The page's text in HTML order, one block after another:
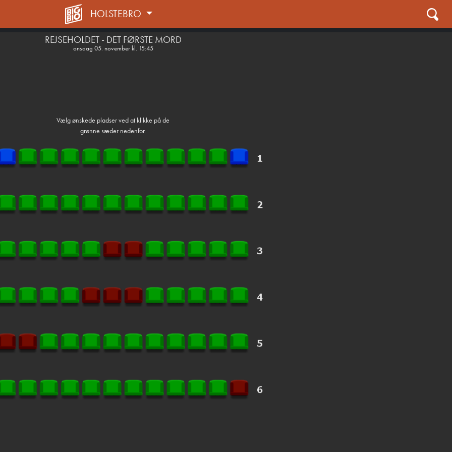
HOLSTEBRO
REJSEHOLDET - DET FØRSTE MORD
onsdag 05. november kl. 15:45
Vælg ønskede pladser ved at klikke på de
grønne sæder nedenfor.
front05-temp 060931